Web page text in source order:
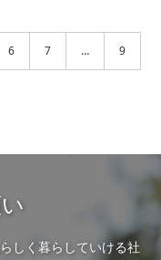
6 7 … 9
しく暮らしていける社